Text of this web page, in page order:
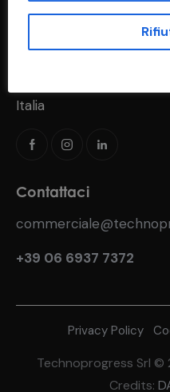
Italia
Contattaci
+39 06 6937 7372
Privacy Policy
Technoprogress Srl
Credits: